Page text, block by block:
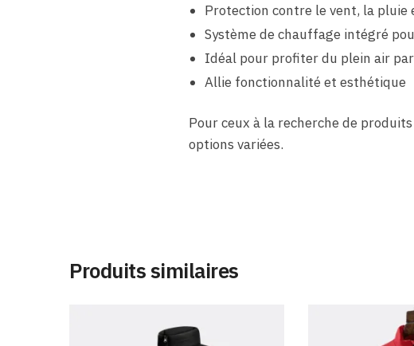
Protection contre le vent, la pluie
Système de chauffage intégré
Idéal pour profiter du plein air
Allie fonctionnalité et esthétique
Pour ceux à la recherche de
options variées.
Produits similaires